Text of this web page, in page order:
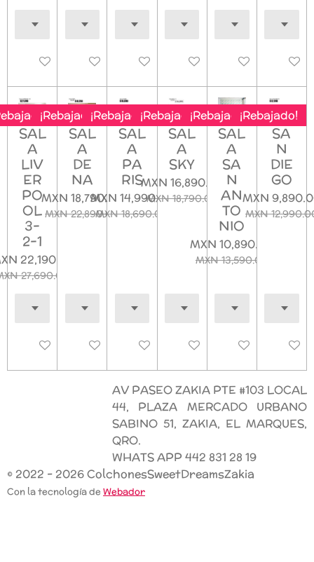
DeshabilitadoDeshabilitadoDeshabilitadoDeshabilitadoDeshabilitado
SAL
A
LIV
ER
PO
OL
3-
2-1
22,190.00
27,690.00
Deshabilitado
¡Rebajado!
SAL
A
DE
NA
MXN 18,790.00
MXN 22,890.00
Deshabilitado
¡Rebajado!
SAL
A
PA
RIS
MXN 14,990.00
MXN 18,690.00
Deshabilitado
¡Rebajado!
SAL
A
SKY
MXN 16,890.00
MXN 18,790.00
Deshabilitado
¡Rebajado!
SAL
A
SA
N
AN
TO
NIO
MXN 10,890.00
MXN 13,590.00
Deshabilitado
¡Rebajado!
SA
N
DIE
GO
MXN
MXN
AV PASEO ZAKIA PTE #103 LOCAL
44, PLAZA MERCADO URBANO
SABINO 51, ZAKIA, EL MARQUES,
QRO.
WHATS APP 442 831 28 19
© 2022 - 2026 ColchonesSweetDreamsZakia
Con la tecnología deWebador